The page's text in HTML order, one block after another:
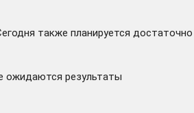
также планируется достаточно
ожидаются результаты